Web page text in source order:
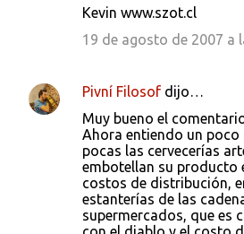
Kevin www.szot.cl
19 de agosto de 2007 a
Pivní Filosof dijo…
Muy bueno el
Ahora entiendo un poco
pocas las cervecerías
embotellan su producto
costos de distribución,
estanterías de las
supermercados, que es